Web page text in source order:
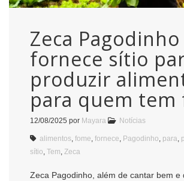
Zeca Pagodinho
fornece sítio
produzir
para quem tem
12/08/2025 por Mayara Notícias
alimentos fome fornece Pagodinho para
sítio Tem Zeca
Zeca Pagodinho, além de cantar bem e